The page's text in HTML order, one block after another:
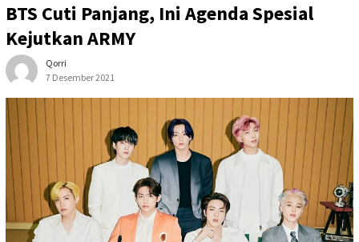
BTS Cuti Panjang, Ini Agenda Spesial
Kejutkan ARMY
Qorri
7 Desember 2021